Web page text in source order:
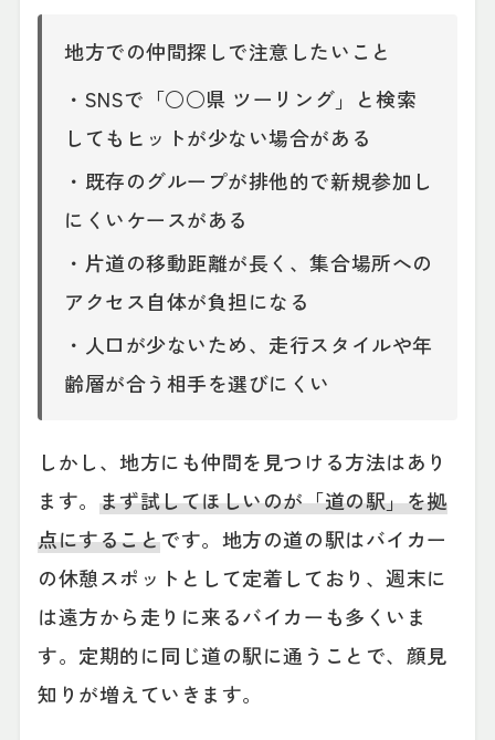
地方での仲間探しで注意したいこと
・SNSで「○○県 ツーリング」と検索
してもヒットが少ない場合がある
・既存のグループが排他的で新規参加し
にくいケースがある
・片道の移動距離が長く、集合場所への
アクセス自体が負担になる
・人口が少ないため、走行スタイルや年
齢層が合う相手を選びにくい
しかし、地方にも仲間を見つける方法はあり
ます。 まず試してほしいのが「道の駅」を拠
点にすることです。地方の道の駅はバイカー
の休憩スポットとして定着しており、週末に
は遠方から走りに来るバイカーも多くいま
す。定期的に同じ道の駅に通うことで、顔見
知りが増えていきます。